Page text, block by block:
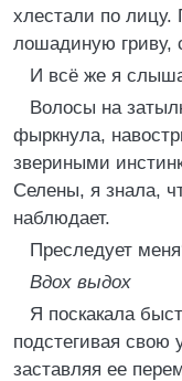
хлестали по лицу.
лошадиную гриву,
И всё же я
Волосы на
фыркнула,
звериными
Селены, я знала,
наблюдает.
Преследует
Вдох выдох
Я поскакала
подстегивая
заставляя ее